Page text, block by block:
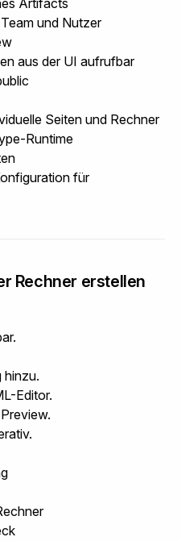
Artifacts
und Nutzer
aus der UI aufrufbar
Seiten und Rechner
Runtime
für
Rechner erstellen
hinzu.
Editor.